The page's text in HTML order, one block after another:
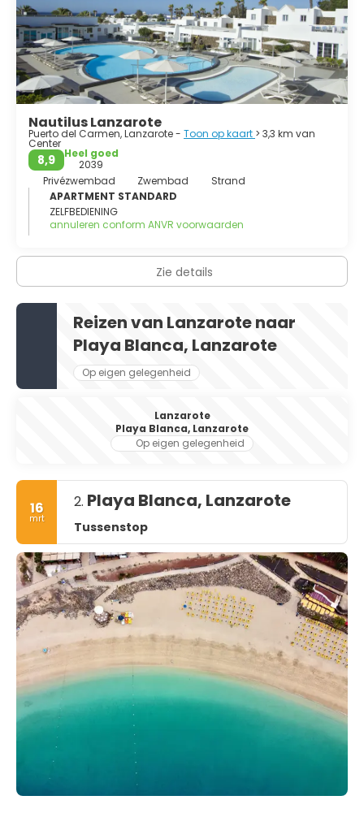
Nautilus Lanzarote
Puerto del Carmen, Lanzarote - Toon op kaart > 3,3 km van
Center
8,9
Heel goed
2039
Privézwembad
Zwembad
Strand
APARTMENT STANDARD
ZELFBEDIENING
annuleren conform ANVR voorwaarden
Zie details
Reizen van Lanzarote naar
Playa Blanca, Lanzarote
Op eigen gelegenheid
Lanzarote
Playa Blanca, Lanzarote
Op eigen gelegenheid
16
mrt
2. Playa Blanca, Lanzarote
Tussenstop